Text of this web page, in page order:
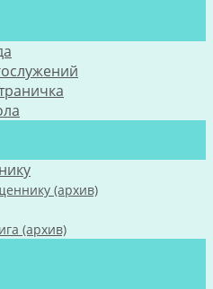
(архив)
(архив)